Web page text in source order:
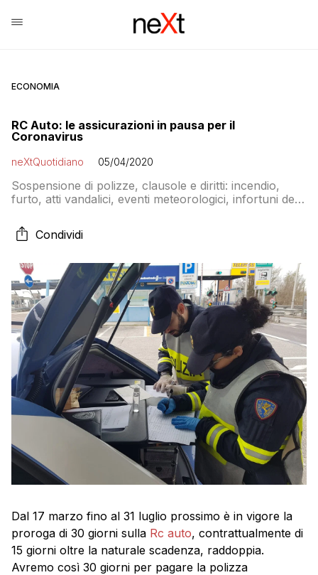
ECONOMIA
RC Auto: le assicurazioni in pausa per il
Coronavirus
neXtQuotidiano 05/04/2020
Sospensione di polizze, clausole e diritti: incendio,
furto, atti vandalici, eventi meteorologici, infortuni del
e quindi l’assicuratore non è tenuto alla dilazione
Condividi
Dal 17 marzo fino al 31 luglio prossimo è in vigore la
proroga di 30 giorni sulla Rc auto, contrattualmente di
15 giorni oltre la naturale scadenza, raddoppia.
Avremo così 30 giorni per pagare la polizza